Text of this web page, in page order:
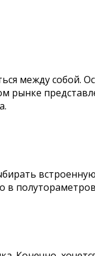
между
рынке
в